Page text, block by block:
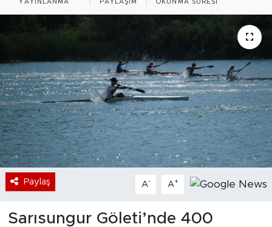
YAYINLANMA PAYLAŞIM OKUNMA SÜRESI
Paylaş A- A+
Sarısungur Göleti’nde 400
Dünya
Sektör